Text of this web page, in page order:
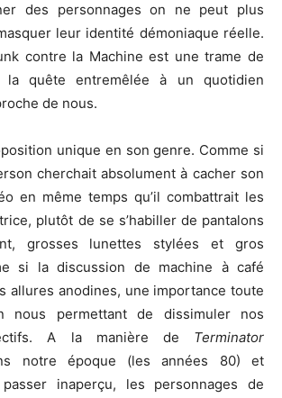
des personnages on ne peut plus
leur identité démoniaque réelle.
contre la Machine est une trame de
la quête entremêlée à un quotidien
de nous.
unique en son genre. Comme si
cherchait absolument à cacher son
en même temps qu’il combattrait les
plutôt de se s’habiller de pantalons
grosses lunettes stylées et gros
si la discussion de machine à café
allures anodines, une importance toute
nous permettant de dissimuler nos
A la manière de Terminator
notre époque (les années 80) et
inaperçu, les personnages de